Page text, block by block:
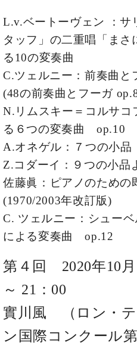
ヒ
シ
イ
ン
カ
デ
ミ
W.
ホ
フ
プ
ロ
シ
ル
ジ
ュ
ア
ク
セ
セン
トラ
ム東
京の
ご案
内
(PDF)
問
い
わ
せ
本
社
：
L.v.ベートーヴェン ：サ
タッフ」の二重唱「まさ
る10の変奏曲
C.ツェルニー：前奏曲
(48の前奏曲とフーガ
N.リムスキー＝コルサコ
る６つの変奏曲 op.10
A.オネゲル：７つの小品
Z.コダーイ：９つの小
佐藤眞：ピアノのため
(1970/2003年改訂版)
C. ツェルニー：シュー
による変奏曲 op.12
第４回 2020年10月
～ 21：00
實川風 （ロン・
ン国際コンクール